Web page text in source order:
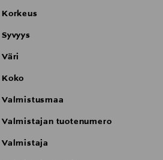
Korkeus
Syvyys
Väri
Koko
Valmistusmaa
Valmistajan tuotenumero
Valmistaja